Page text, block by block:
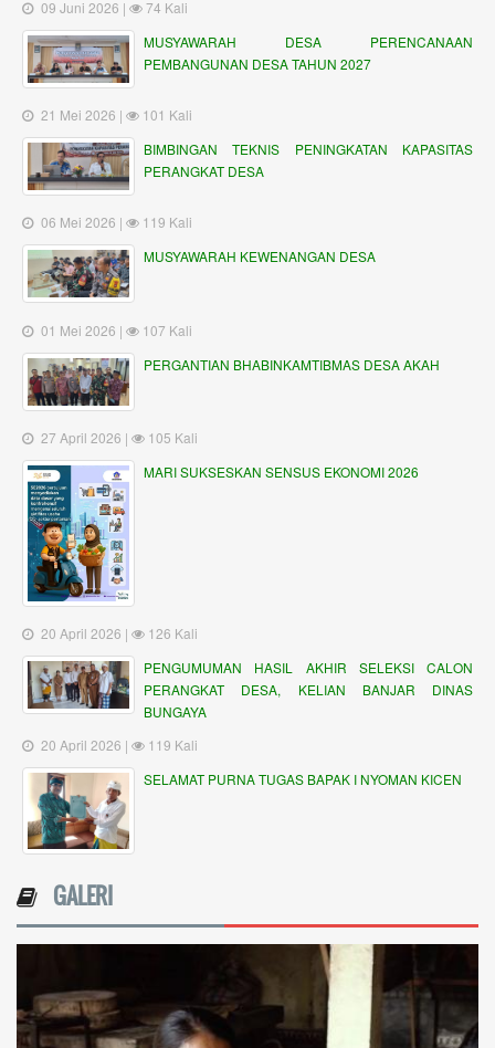
09 Juni 2026 |
74 Kali
MUSYAWARAH DESA PERENCANAAN
PEMBANGUNAN DESA TAHUN 2027
21 Mei 2026 |
101 Kali
BIMBINGAN TEKNIS PENINGKATAN KAPASITAS
PERANGKAT DESA
06 Mei 2026 |
119 Kali
MUSYAWARAH KEWENANGAN DESA
01 Mei 2026 |
107 Kali
PERGANTIAN BHABINKAMTIBMAS DESA AKAH
27 April 2026 |
105 Kali
MARI SUKSESKAN SENSUS EKONOMI 2026
20 April 2026 |
126 Kali
PENGUMUMAN HASIL AKHIR SELEKSI CALON
PERANGKAT DESA, KELIAN BANJAR DINAS
BUNGAYA
20 April 2026 |
119 Kali
SELAMAT PURNA TUGAS BAPAK I NYOMAN KICEN
GALERI